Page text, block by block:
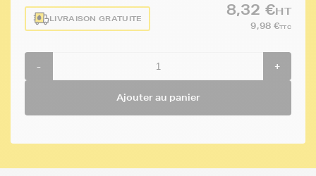
LIVRAISON GRATUITE
8,32 €HT
9,98 €TTC
- +
Ajouter au panier